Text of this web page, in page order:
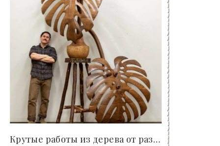
Крутые работы из дерева от разных талантливых..